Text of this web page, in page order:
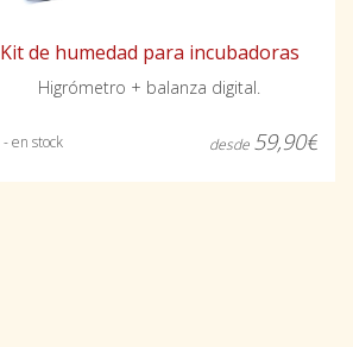
Kit de humedad para incubadoras
Higrómetro + balanza digital.
- en stock desde 59,90€